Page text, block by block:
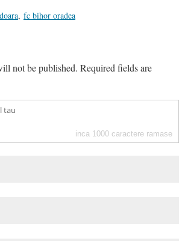
, fc bihor oradea
not be published. Required fields are
inca 1000 caractere ramase